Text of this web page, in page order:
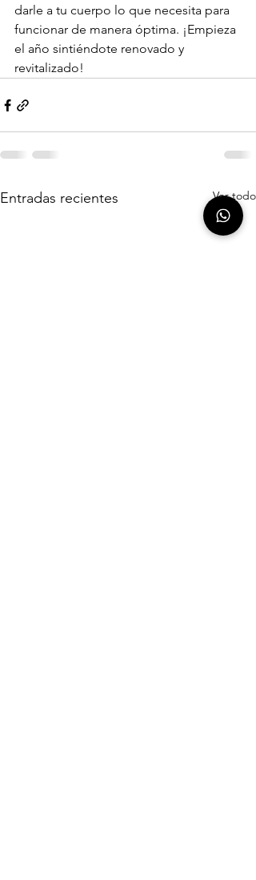
darle a tu cuerpo lo que necesita para
funcionar de manera óptima. ¡Empieza
el año sintiéndote renovado y
revitalizado!
Entradas recientes Ver todo